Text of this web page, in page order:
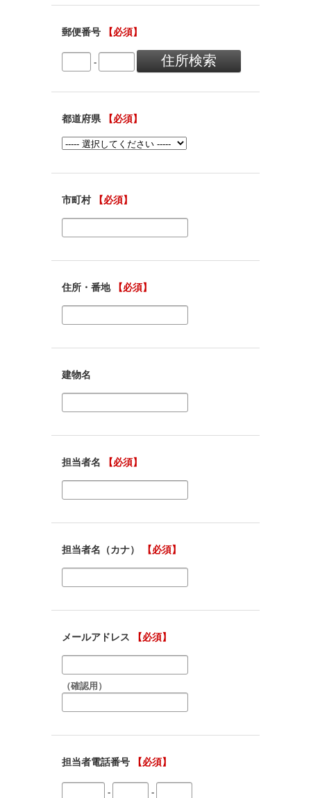
郵便番号 【必須】
-
都道府県 【必須】
市町村 【必須】
住所・番地 【必須】
建物名
担当者名 【必須】
担当者名（カナ） 【必須】
メールアドレス 【必須】
（確認用）
担当者電話番号 【必須】
- -